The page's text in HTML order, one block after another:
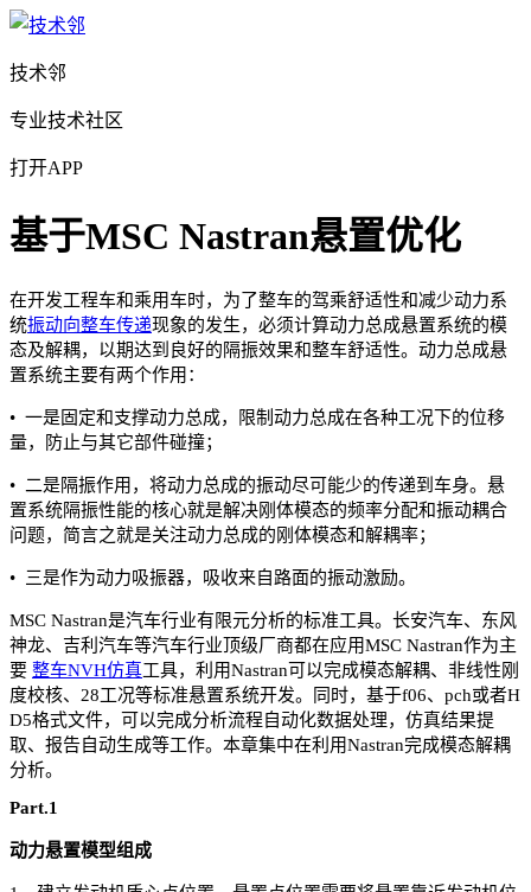
技术邻
专业技术社区
打开APP
基于MSC Nastran悬置优化
在开发工程车和乘用车时，为了整车的驾乘舒适性和减少动力系
统振动向整车传递现象的发生，必须计算动力总成悬置系统的模
态及解耦，以期达到良好的隔振效果和整车舒适性。动力总成悬
置系统主要有两个作用：
• 一是固定和支撑动力总成，限制动力总成在各种工况下的位移
量，防止与其它部件碰撞；
• 二是隔振作用，将动力总成的振动尽可能少的传递到车身。悬
置系统隔振性能的核心就是解决刚体模态的频率分配和振动耦合
问题，简言之就是关注动力总成的刚体模态和解耦率；
• 三是作为动力吸振器，吸收来自路面的振动激励。
MSC Nastran是汽车行业有限元分析的标准工具。长安汽车、东风
神龙、吉利汽车等汽车行业顶级厂商都在应用MSC Nastran作为主
要 整车NVH仿真工具，利用Nastran可以完成模态解耦、非线性刚
度校核、28工况等标准悬置系统开发。同时，基于f06、pch或者H
D5格式文件，可以完成分析流程自动化数据处理，仿真结果提
取、报告自动生成等工作。本章集中在利用Nastran完成模态解耦
分析。
Part.1
动力悬置模型组成